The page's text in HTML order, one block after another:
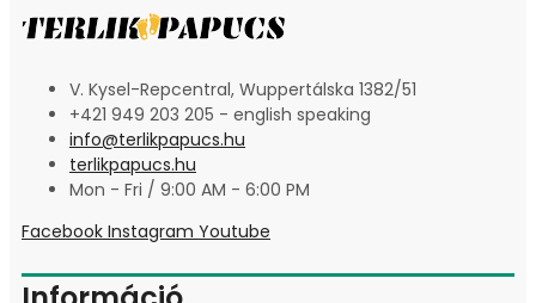
V. Kysel-Repcentral, Wuppertálska 1382/51
+421 949 203 205 - english speaking
info@terlikpapucs.hu
terlikpapucs.hu
Mon - Fri / 9:00 AM - 6:00 PM
Facebook Instagram Youtube